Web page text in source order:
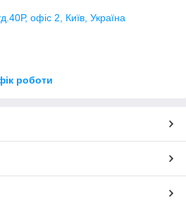
офіс 2, Київ, Україна
роботи